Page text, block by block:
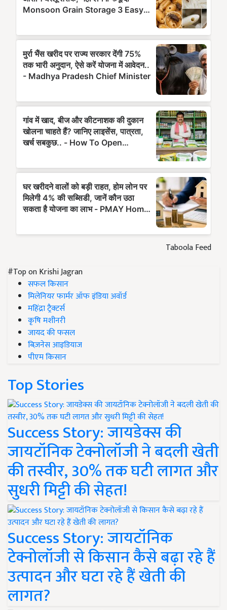
Taboola Feed
#Top on Krishi Jagran
सफल किसान
मिलेनियर फार्मर ऑफ इंडिया अवॉर्ड
महिंद्रा ट्रैक्टर्स
कृषि मशीनरी
जायद की फसल
बिज़नेस आइडियाज
पीएम किसान
Top Stories
Success Story: जायडेक्स की
जायटॉनिक टेक्नोलॉजी ने बदली खेती
की तस्वीर, 30% तक घटी लागत और
सुधरी मिट्टी की सेहत!
Success Story: जायटॉनिक
टेक्नोलॉजी से किसान कैसे बढ़ा रहे हैं
उत्पादन और घटा रहे हैं खेती की
लागत?